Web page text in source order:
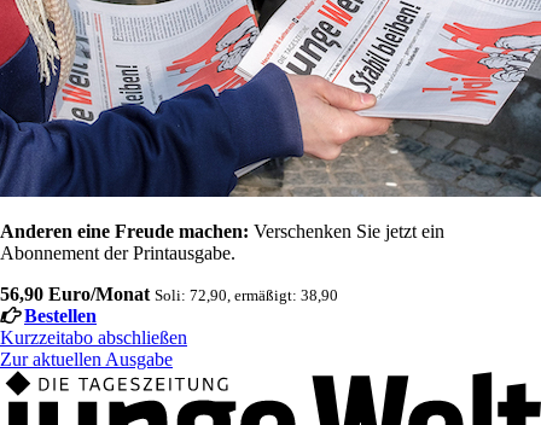
Anderen eine Freude machen: Verschenken Sie jetzt ein
Abonnement der Printausgabe.
56,90 Euro/Monat Soli: 72,90, ermäßigt: 38,90
Bestellen
Kurzzeitabo abschließen
Zur aktuellen Ausgabe